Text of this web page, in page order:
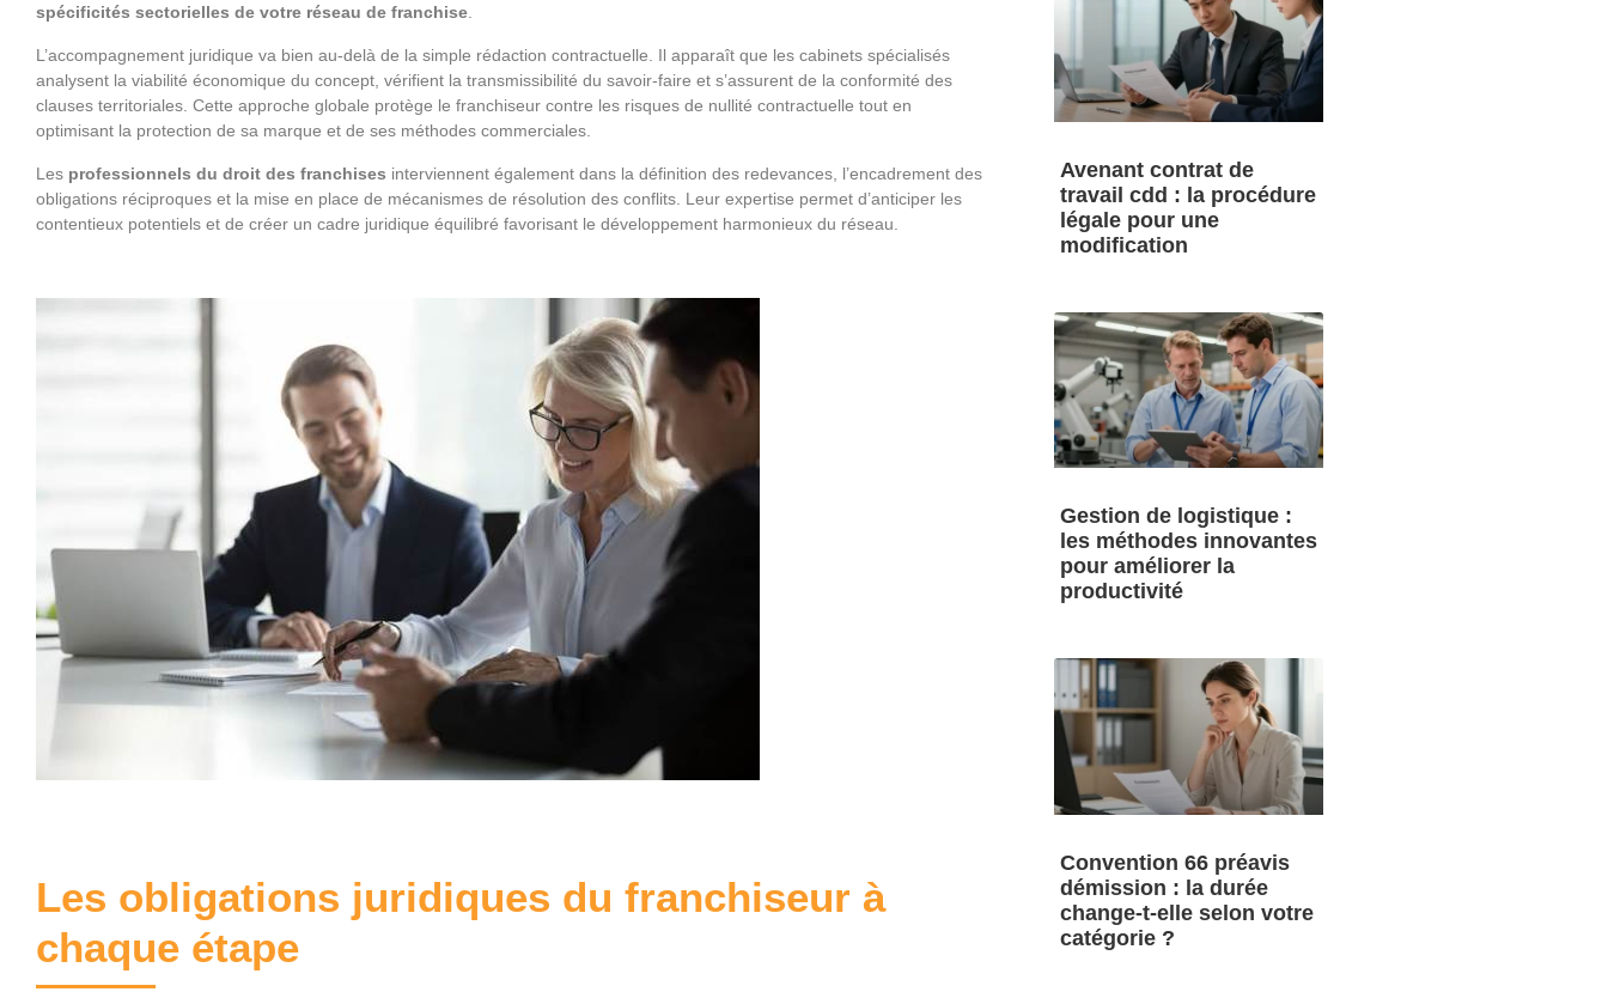
spécificités sectorielles de votre réseau de franchise
L’accompagnement juridique va bien au-delà de la simple rédaction contractuelle. Il apparaît que les cabinets spécialisés
analysent la viabilité économique du concept, vérifient la transmissibilité du savoir-faire et s’assurent de la conformité des
clauses territoriales. Cette approche globale protège le franchiseur contre les risques de nullité contractuelle tout en
optimisant la protection de sa marque et de ses méthodes commerciales.
Les professionnels du droit des franchises interviennent également dans la définition des redevances, l’encadrement des
obligations réciproques et la mise en place de mécanismes de résolution des conflits. Leur expertise permet d’anticiper les
contentieux potentiels et de créer un cadre juridique équilibré favorisant le développement harmonieux du réseau.
Les obligations juridiques du franchiseur à
chaque étape
Avenant contrat de
travail cdd : la procédure
légale pour une
modification
Gestion de logistique :
les méthodes innovantes
pour améliorer la
productivité
Convention 66 préavis
démission : la durée
change-t-elle selon votre
catégorie ?